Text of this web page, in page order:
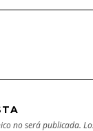
no será publicada.